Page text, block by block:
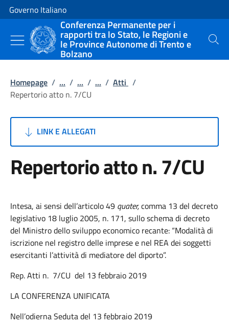
Vai al contenuto
Vai alla navigazione del sito
Governo Italiano
Conferenza Permanente per i
rapporti tra lo Stato, le Regioni e
le Province Autonome di Trento e
Bolzano
Cerca
Homepage / ... / ... / ... / Atti /
Repertorio atto n. 7/CU
LINK E ALLEGATI
Repertorio atto n. 7/CU
Intesa, ai sensi dell’articolo 49 quater,comma 13 del decreto
legislativo 18 luglio 2005, n. 171, sullo schema di decreto
del Ministro dello sviluppo economico recante: “Modalità di
iscrizione nel registro delle imprese e nel REA dei soggetti
esercitanti l’attività di mediatore del diporto”.
Rep. Atti n. 7/CU del 13 febbraio 2019
LA CONFERENZA UNIFICATA
Nell’odierna Seduta del 13 febbraio 2019